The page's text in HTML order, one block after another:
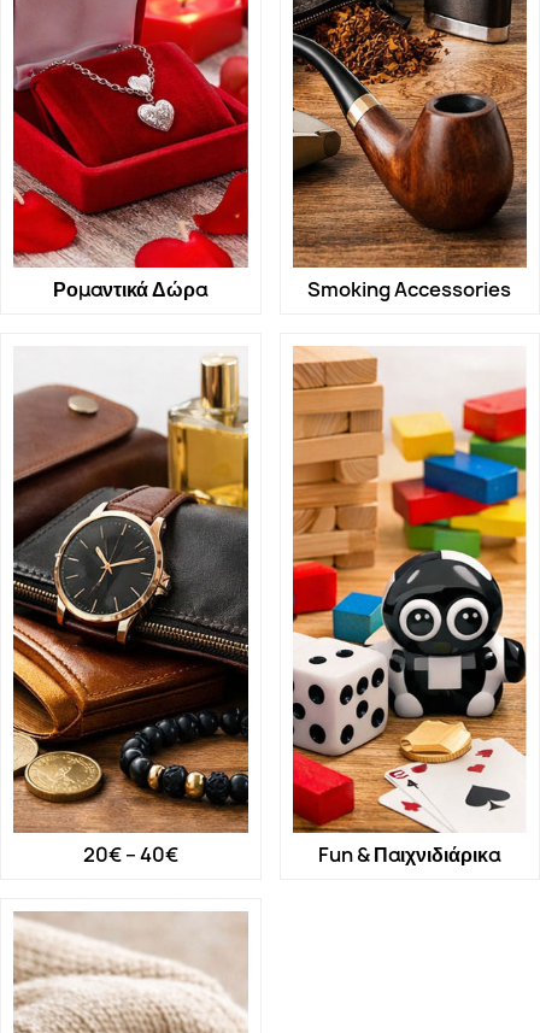
Ρομαντικά Δώρα Smoking Accessories
20€ – 40€ Fun & Παιχνιδιάρικα